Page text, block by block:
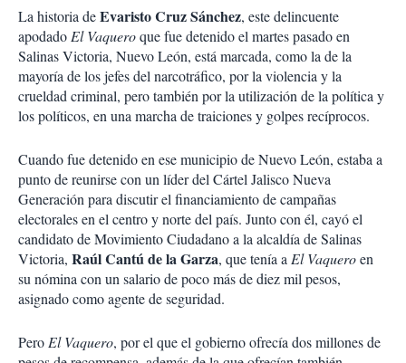
p
a
r
t
i
r
La historia deEvaristo Cruz Sánchez, este delincuente
apodado El Vaqueroque fue detenido el martes pasado en
Salinas Victoria, Nuevo León, está marcada, como la de la
mayoría de los jefes del narcotráfico, por la violencia y la
crueldad criminal, pero también por la utilización de la política y
los políticos, en una marcha de traiciones y golpes recíprocos.
Cuando fue detenido en ese municipio de Nuevo León, estaba a
punto de reunirse con un líder del Cártel Jalisco Nueva
Generación para discutir el financiamiento de campañas
electorales en el centro y norte del país. Junto con él, cayó el
candidato de Movimiento Ciudadano a la alcaldía de Salinas
Victoria, Raúl Cantú de la Garza, que tenía a El Vaqueroen
su nómina con un salario de poco más de diez mil pesos,
asignado como agente de seguridad.
Pero El Vaquero, por el que el gobierno ofrecía dos millones de